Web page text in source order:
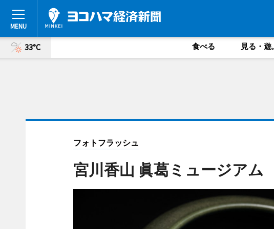
33°C 食べる 見る・遊
フォトフラッシュ
宮川香山 眞葛ミュージアム